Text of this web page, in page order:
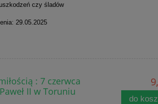
czy śladów
29.05.2025
: 7 czerwca
II w Toruniu
do